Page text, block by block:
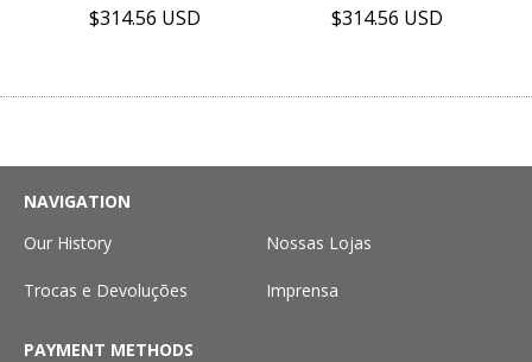
$314.56 USD $314.56 USD
NAVIGATION
Our History
Nossas Lojas
Trocas e Devoluções Imprensa
PAYMENT METHODS